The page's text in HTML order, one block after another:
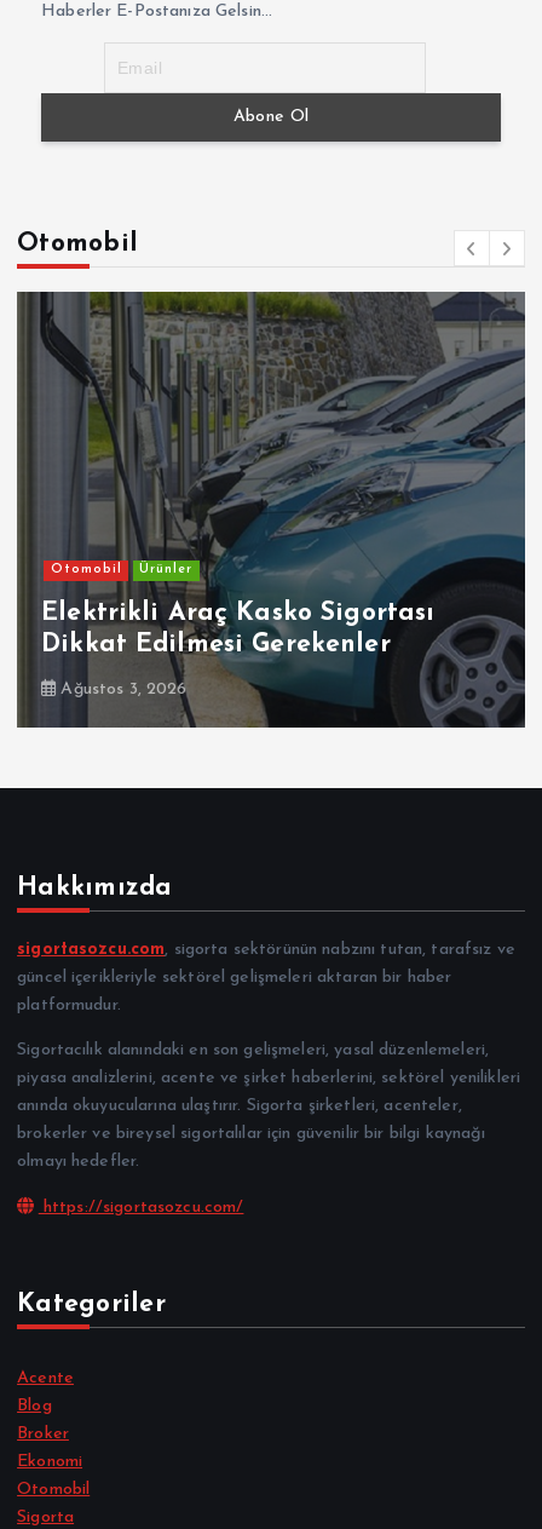
Haberler E-Postanıza Gelsin...
Otomobil
Otomobil
Ehliyetinde Bu Kodlar Olanlar
Dikkat
Temmuz 30, 2026
Hakkımızda
sigortasozcu.com, sigorta sektörünün nabzını tutan, tarafsız ve
güncel içerikleriyle sektörel gelişmeleri aktaran bir haber
platformudur.
Sigortacılık alanındaki en son gelişmeleri, yasal düzenlemeleri,
piyasa analizlerini, acente ve şirket haberlerini, sektörel yenilikleri
anında okuyucularına ulaştırır. Sigorta şirketleri, acenteler,
brokerler ve bireysel sigortalılar için güvenilir bir bilgi kaynağı
olmayı hedefler.
https://sigortasozcu.com/
Kategoriler
Acente
Blog
Broker
Ekonomi
Otomobil
Sigorta